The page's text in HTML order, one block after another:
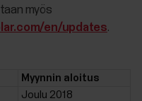
myös
en/updates.
Myynnin aloitus
Joulu 2018